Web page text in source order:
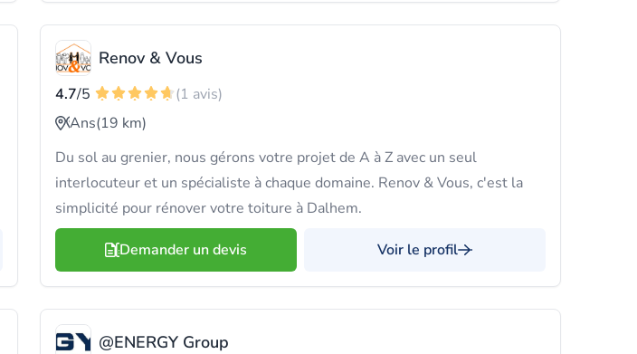
Renov & Vous
4.7/5
(1 avis)
Ans(19 km)
Du sol au grenier, nous gérons votre projet de A à Z avec un seul
interlocuteur et un spécialiste à chaque domaine. Renov & Vous, c'est la
simplicité pour rénover votre toiture à Dalhem.
Demander un devis Voir le profil
@ENERGY Group